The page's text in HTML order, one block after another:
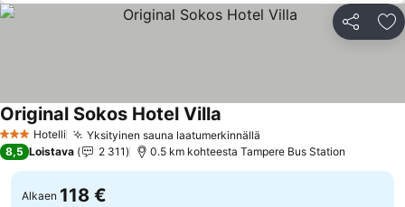
Jaa
3 Tähtiluokitus
Hotelli Yksityinen sauna laatumerkinnällä
Original Sokos Hotel Villa
8,5 Loistava 2 311 0.5 km kohteesta Tampere Bus Station
Alkaen 118 €